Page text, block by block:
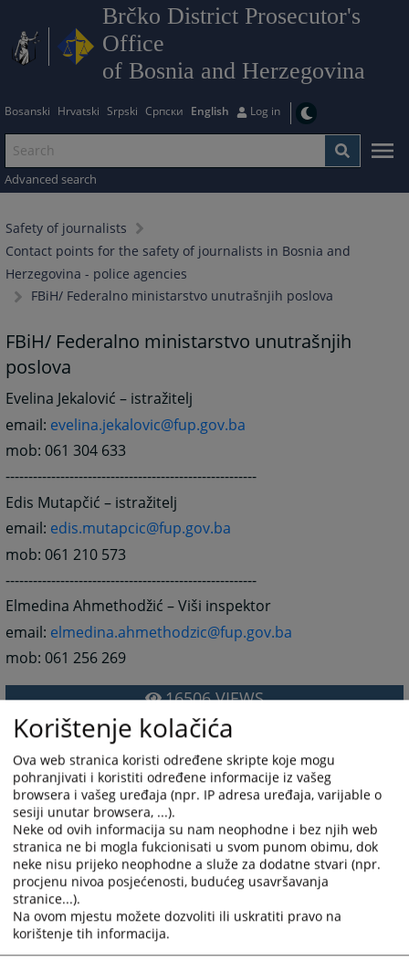
Brčko District Prosecutor's
Office
of Bosnia and Herzegovina
Bosanski Hrvatski Srpski Српски English Log in
Advanced search
Safety of journalists
Contact points for the safety of journalists in Bosnia and
Herzegovina - police agencies
FBiH/ Federalno ministarstvo unutrašnjih poslova
FBiH/ Federalno ministarstvo unutrašnjih
poslova
Evelina Jekalović – istražitelj
email: evelina.jekalovic@fup.gov.ba
mob: 061 304 633
-------------------------------------------------------
Edis Mutapčić – istražitelj
email: edis.mutapcic@fup.gov.ba
mob: 061 210 573
-------------------------------------------------------
Elmedina Ahmethodžić – Viši inspektor
email: elmedina.ahmethodzic@fup.gov.ba
mob: 061 256 269
16506VIEWS
Korištenje kolačića
Ova web stranica koristi određene skripte koje mogu
pohranjivati i koristiti određene informacije iz vašeg
browsera i vašeg uređaja (npr. IP adresa uređaja, varijable o
sesiji unutar browsera, ...).
Neke od ovih informacija su nam neophodne i bez njih web
stranica ne bi mogla fukcionisati u svom punom obimu, dok
neke nisu prijeko neophodne a služe za dodatne stvari (npr.
procjenu nivoa posjećenosti, budućeg usavršavanja
stranice...).
Na ovom mjestu možete dozvoliti ili uskratiti pravo na
korištenje tih informacija.